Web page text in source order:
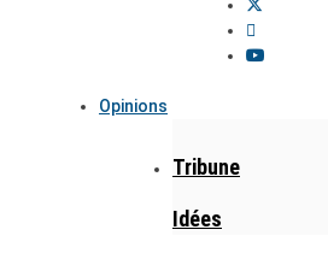
Opinions
Tribune
Idées